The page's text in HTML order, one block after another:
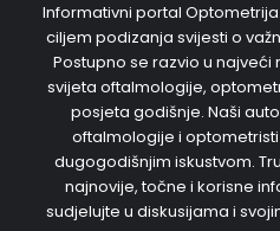
Informativni portal
ciljem podizanja svijesti o
Postupno se razvio u
svijeta oftalmologije,
posjeta godišnje. Naši
oftalmologije i
dugogodišnjim iskustvom.
najnovije, točne i korisne
sudjelujte u diskusijama i